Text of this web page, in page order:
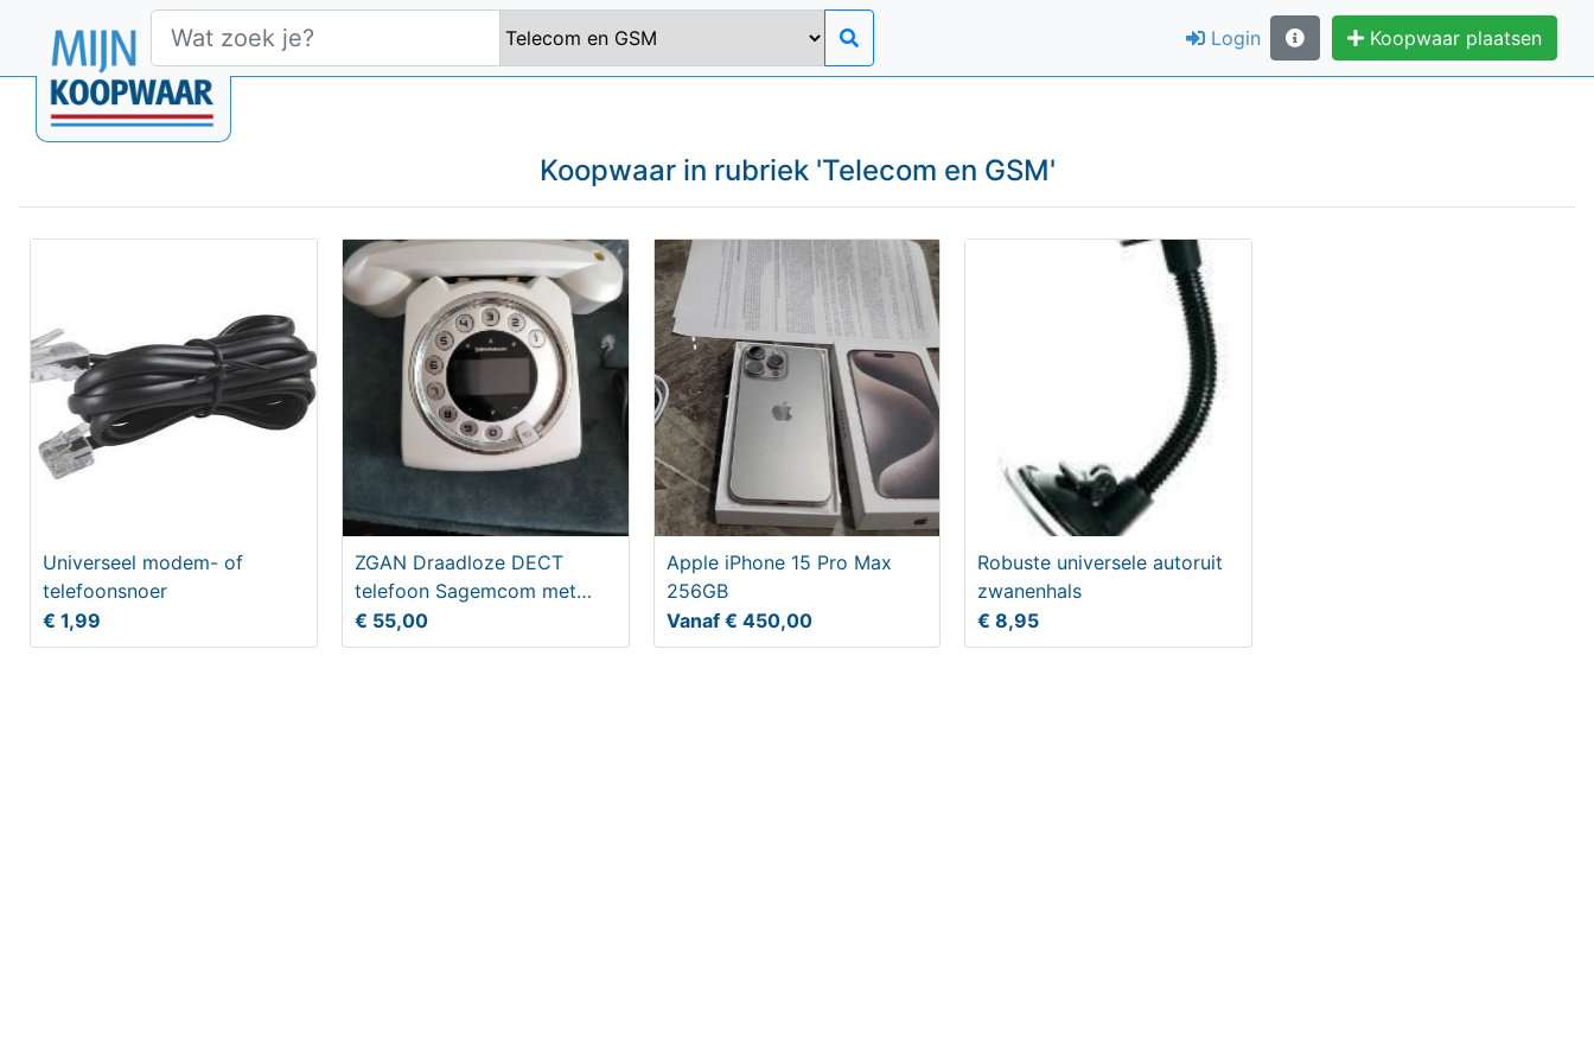
Login Koopwaar plaatsen
Koopwaar in rubriek 'Telecom en GSM'
Universeel modem- of
telefoonsnoer
€ 1,99
ZGAN Draadloze DECT
telefoon Sagemcom met
antwoordapparaat
€ 55,00
Apple iPhone 15 Pro Max
256GB
Vanaf € 450,00
Robuste universele autoruit
zwanenhals
€ 8,95